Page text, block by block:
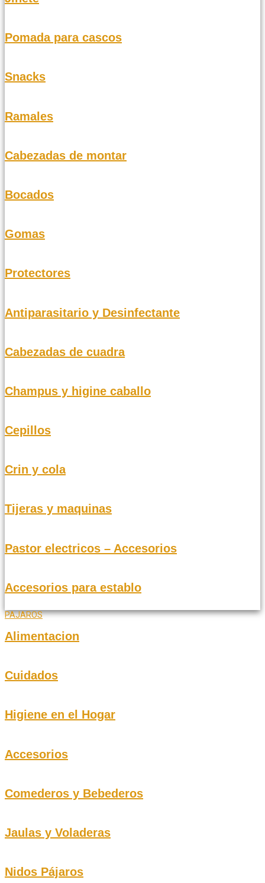
Pomada para cascos
Snacks
Ramales
Cabezadas de montar
Bocados
Gomas
Protectores
Antiparasitario y Desinfectante
Cabezadas de cuadra
Champus y higine caballo
Cepillos
Crin y cola
Tijeras y maquinas
Pastor electricos – Accesorios
Accesorios para establo
PAJAROS
Alimentacion
Cuidados
Higiene en el Hogar
Accesorios
Comederos y Bebederos
Jaulas y Voladeras
Nidos Pájaros